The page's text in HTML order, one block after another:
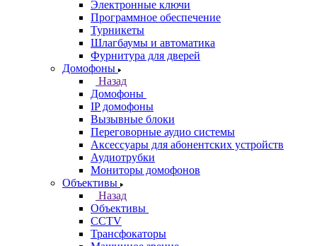
Электронные ключи
Программное обеспечение
Турникеты
Шлагбаумы и автоматика
Фурнитура для дверей
Домофоны
Назад
Домофоны
IP домофоны
Вызывные блоки
Переговорные аудио системы
Аксессуары для абонентских устройств
Аудиотрубки
Мониторы домофонов
Объективы
Назад
Объективы
CCTV
Трансфокаторы